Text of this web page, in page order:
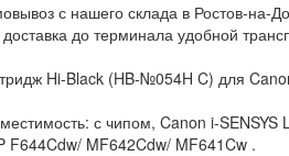
с нашего склада в Ростов-на-
до терминала удобной
Hi-Black (HB-№054H C) для
с чипом, Canon i-
F644Cdw/ MF642Cdw/ MF641Cw .